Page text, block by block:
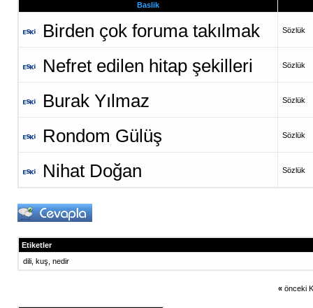
Baslik
Birden çok foruma takılmak Sözlük
Nefret edilen hitap şekilleri Sözlük
Burak Yılmaz Sözlük
Rondom Gülüş Sözlük
Nihat Doğan Sözlük
Etiketler
dili kuş nedir
« önceki